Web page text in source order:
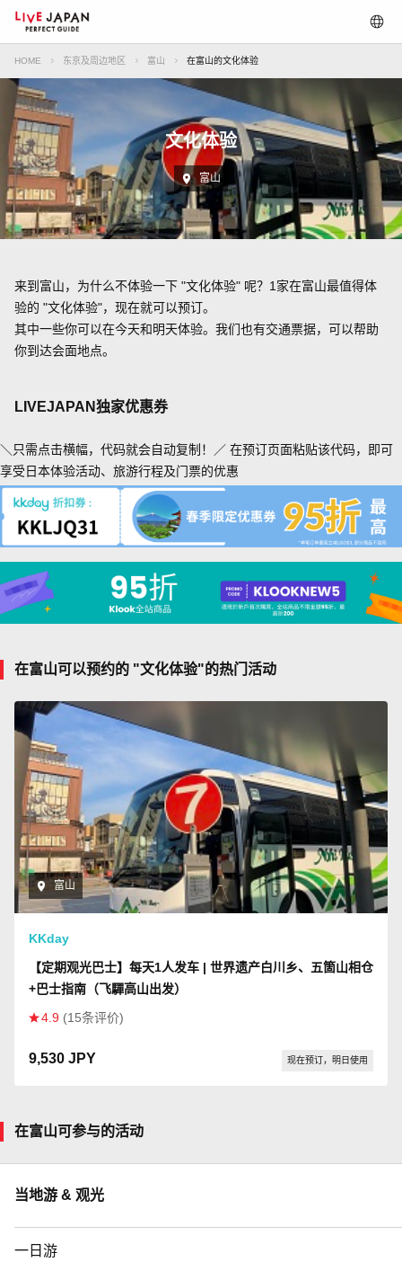
HOME 东京及周边地区 富山 在富山的文化体验
文化体验
富山
来到富山，为什么不体验一下 "文化体验" 呢？1家在富山最值得体
验的 "文化体验"，现在就可以预订。
其中一些你可以在今天和明天体验。我们也有交通票据，可以帮助
你到达会面地点。
LIVEJAPAN独家优惠券
＼只需点击横幅，代码就会自动复制！／ 在预订页面粘贴该代码，即可
享受日本体验活动、旅游行程及门票的优惠
在富山可以预约的 "文化体验"的热门活动
富山
KKday
【定期观光巴士】每天1人发车 | 世界遗产白川乡、五箇山相仓
+巴士指南（飞驒高山出发）
4.9 (15条评价)
9,530 JPY 现在预订，明日使用
在富山可参与的活动
当地游 & 观光
一日游